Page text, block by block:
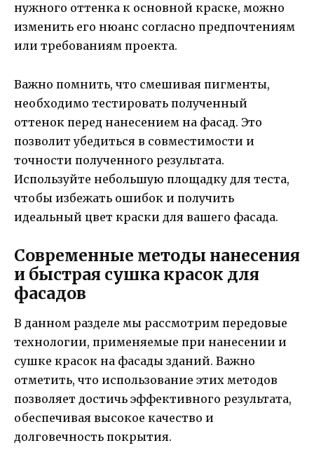
нужного оттенка к основной краске, можно
изменить его нюанс согласно предпочтениям
или требованиям проекта.
Важно помнить, что смешивая пигменты,
необходимо тестировать полученный
оттенок перед нанесением на фасад. Это
позволит убедиться в совместимости и
точности полученного результата.
Используйте небольшую площадку для теста,
чтобы избежать ошибок и получить
идеальный цвет краски для вашего фасада.
Современные методы нанесения
и быстрая сушка красок для
фасадов
В данном разделе мы рассмотрим передовые
технологии, применяемые при нанесении и
сушке красок на фасады зданий. Важно
отметить, что использование этих методов
позволяет достичь эффективного результата,
обеспечивая высокое качество и
долговечность покрытия.